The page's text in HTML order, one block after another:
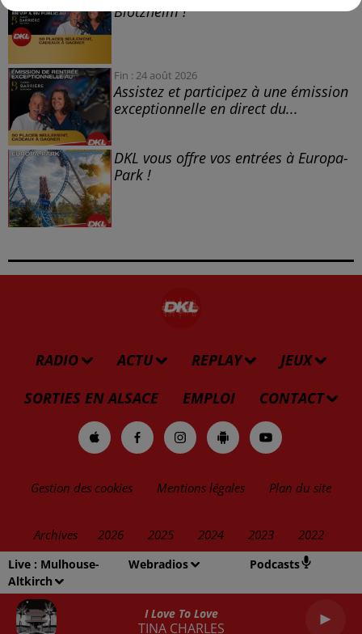
Live : Mulhouse-
Altkirch
Webradios Podcasts
I Love To Love
TINA CHARLES
Blotzheim !
Fin : 24 août 2026
Assistez et participez à une émission
exceptionnelle en direct du...
DKL vous offre vos entrées à Europa-
Park !
RADIO ACTU REPLAY
JEUX
SORTIES EN ALSACE
EMPLOI CONTACT
Gestion des cookies Mentions légales Plan du site
Archives 2026 2025 2024 2023 2022